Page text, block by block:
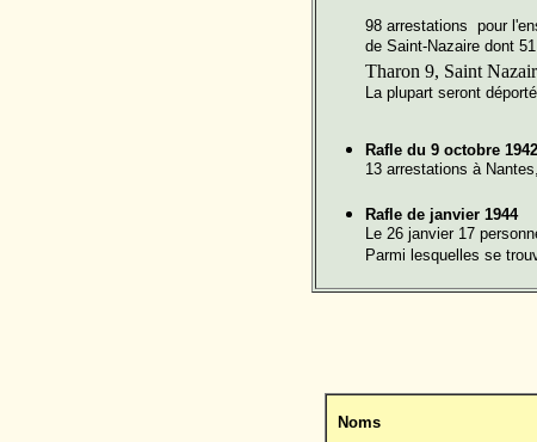
98 arrestations pour
de Saint-Nazaire dont
Tharon 9, Saint
La plupart seront
Rafle du 9 octobre 1942
13 arrestations à
Rafle de janvier 1944
Le 26 janvier 17
Parmi lesquelles se
Noms